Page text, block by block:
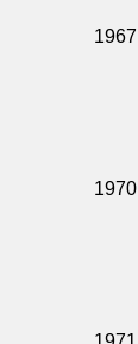
1967
1970